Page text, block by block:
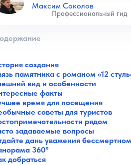
Максим Соколов
Профессиональный гид
создания
памятника с романом «12
вид и особенности
факты
время для посещения
советы для туристов
рядом
задаваемые вопросы
дань уважения
360°
добраться